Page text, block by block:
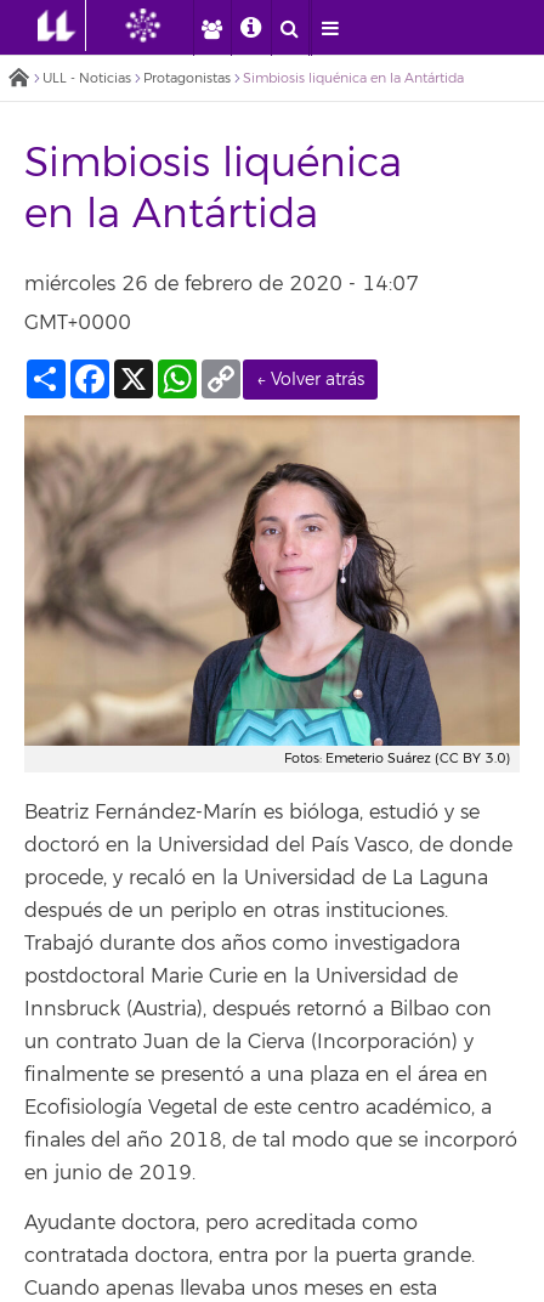
ULL - Noticias Protagonistas Simbiosis liquénica en la Antártida
Simbiosis liquénica
en la Antártida
miércoles 26 de febrero de 2020 - 14:07
GMT+0000
← Volver atrás
Compartir
Facebook
X WhatsApp
Copy
Link
Fotos: Emeterio Suárez (CC BY 3.0)
Beatriz Fernández-Marín es bióloga, estudió y se
doctoró en la Universidad del País Vasco, de donde
procede, y recaló en la Universidad de La Laguna
después de un periplo en otras instituciones.
Trabajó durante dos años como investigadora
postdoctoral Marie Curie en la Universidad de
Innsbruck (Austria), después retornó a Bilbao con
un contrato Juan de la Cierva (Incorporación) y
finalmente se presentó a una plaza en el área en
Ecofisiología Vegetal de este centro académico, a
finales del año 2018, de tal modo que se incorporó
en junio de 2019.
Ayudante doctora, pero acreditada como
contratada doctora, entra por la puerta grande.
Cuando apenas llevaba unos meses en esta